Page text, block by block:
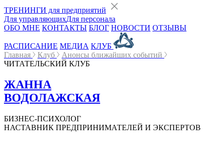
ТРЕНИНГИ для предприятий
Для управляющихДля персонала
ОБО МНЕ КОНТАКТЫ БЛОГ НОВОСТИ ОТЗЫВЫ
РАСПИСАНИЕ МЕДИА КЛУБ
Главная
Клуб
Анонсы ближайших событий
ЧИТАТЕЛЬСКИЙ КЛУБ
ЖАННА
ВОДОЛАЖСКАЯ
БИЗНЕС-ПСИХОЛОГ
НАСТАВНИК ПРЕДПРИНИМАТЕЛЕЙ И ЭКСПЕРТОВ